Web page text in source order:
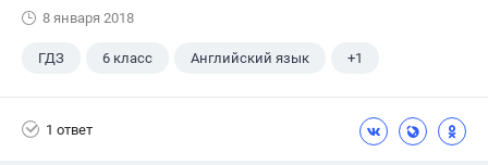
8 января 2018
ГДЗ 6 класс Английский язык +1
1 ответ